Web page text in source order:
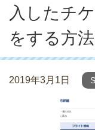
入したチ
をする方法
2019年3月1日